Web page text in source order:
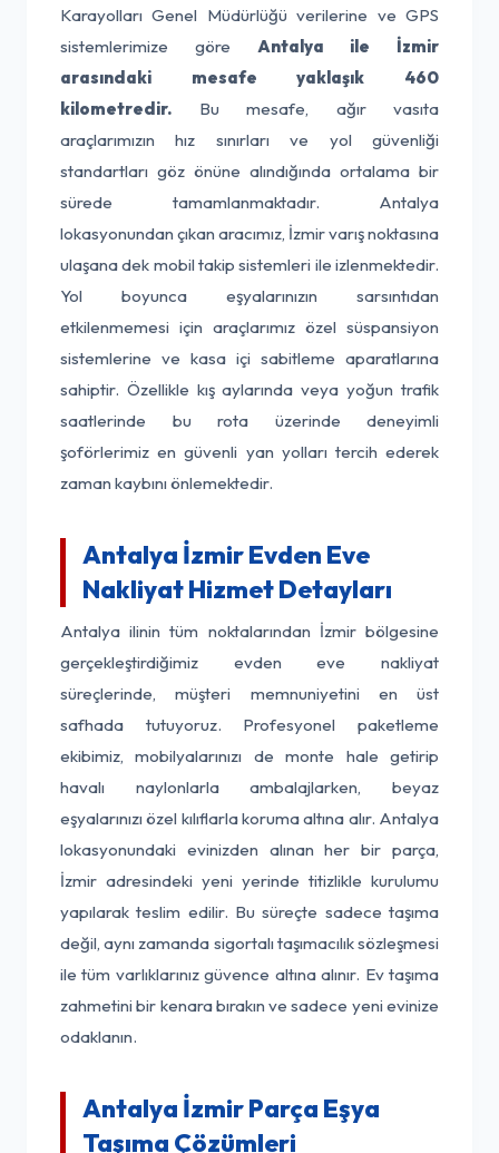
Karayolları Genel Müdürlüğü verilerine ve GPS
sistemlerimize göre Antalya ile İzmir
arasındaki mesafe yaklaşık 460
kilometredir. Bu mesafe, ağır vasıta
araçlarımızın hız sınırları ve yol güvenliği
standartları göz önüne alındığında ortalama bir
sürede tamamlanmaktadır. Antalya
lokasyonundan çıkan aracımız, İzmir varış noktasına
ulaşana dek mobil takip sistemleri ile izlenmektedir.
Yol boyunca eşyalarınızın sarsıntıdan
etkilenmemesi için araçlarımız özel süspansiyon
sistemlerine ve kasa içi sabitleme aparatlarına
sahiptir. Özellikle kış aylarında veya yoğun trafik
saatlerinde bu rota üzerinde deneyimli
şoförlerimiz en güvenli yan yolları tercih ederek
zaman kaybını önlemektedir.
Antalya İzmir Evden Eve
Nakliyat Hizmet Detayları
Antalya ilinin tüm noktalarından İzmir bölgesine
gerçekleştirdiğimiz evden eve nakliyat
süreçlerinde, müşteri memnuniyetini en üst
safhada tutuyoruz. Profesyonel paketleme
ekibimiz, mobilyalarınızı de monte hale getirip
havalı naylonlarla ambalajlarken, beyaz
eşyalarınızı özel kılıflarla koruma altına alır. Antalya
lokasyonundaki evinizden alınan her bir parça,
İzmir adresindeki yeni yerinde titizlikle kurulumu
yapılarak teslim edilir. Bu süreçte sadece taşıma
değil, aynı zamanda sigortalı taşımacılık sözleşmesi
ile tüm varlıklarınız güvence altına alınır. Ev taşıma
zahmetini bir kenara bırakın ve sadece yeni evinize
odaklanın.
Antalya İzmir Parça Eşya
Taşıma Çözümleri